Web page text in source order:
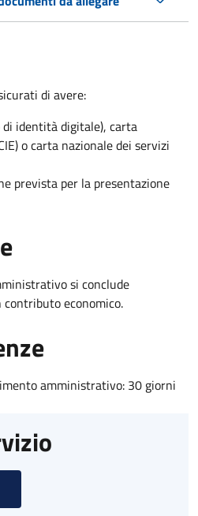
di avere:
di identità digitale), carta
o carta nazionale dei servizi
prevista per la presentazione
si conclude
economico.
amministrativo: 30 giorni